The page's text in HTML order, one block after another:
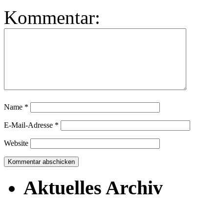
Kommentar:
Name *
E-Mail-Adresse *
Website
Aktuelles Archiv